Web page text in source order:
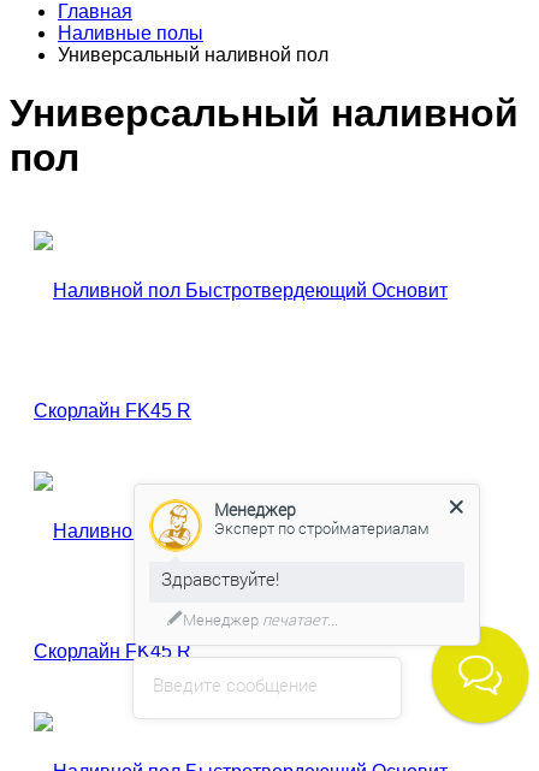
Главная
Наливные полы
Универсальный наливной пол
Универсальный наливной
пол
Введите сообщение
Менеджер
Эксперт по стройматериалам
Здравствуйте!
Менеджер печатает...